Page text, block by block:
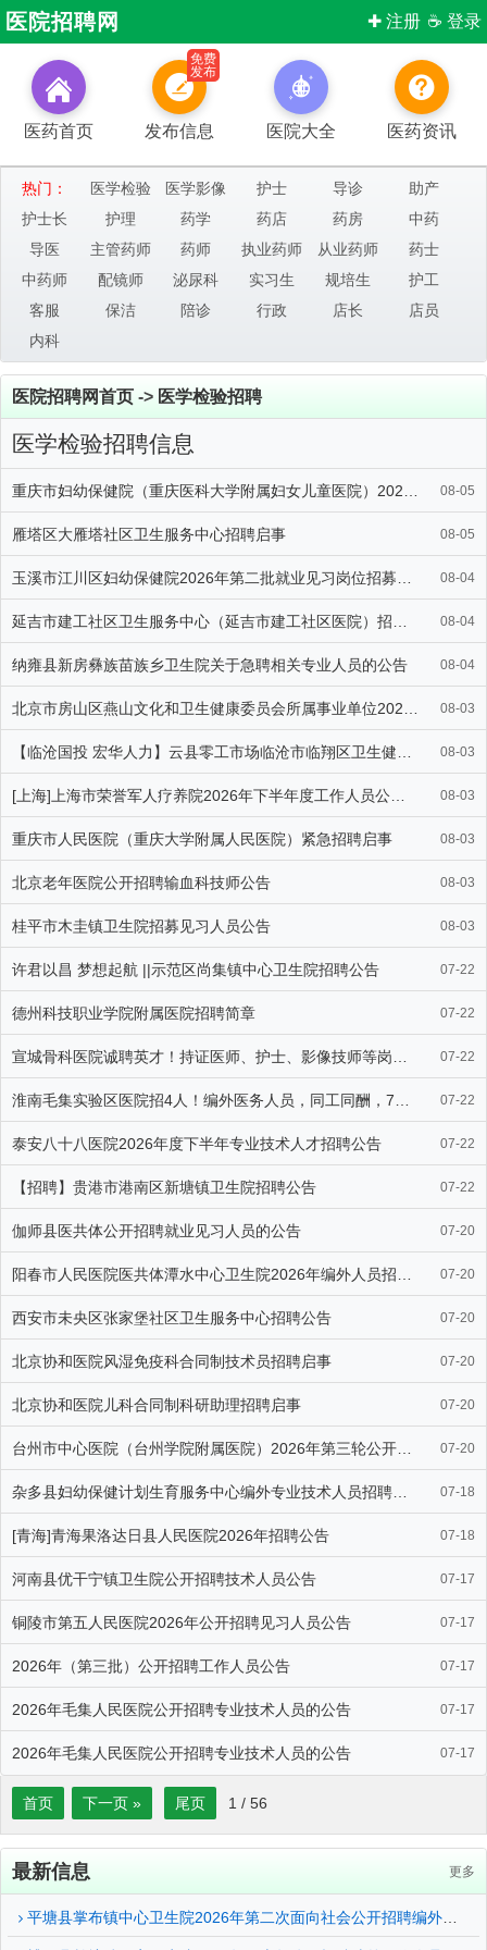
☕ 登录
✚ 注册
医院招聘网
医药首页
免费
发布
发布信息 医院大全 医药资讯
热门： 医学检验 医学影像 护士 导诊
助产
护士长
护理 药学 药店 药房
中药
导医
主管药师 药师 执业药师 从业药师
药士
中药师
配镜师 泌尿科 实习生 规培生
护工
客服
保洁 陪诊 行政 店长
店员
内科
医院招聘网首页 -> 医学检验招聘
医学检验招聘信息
08-05
雁塔区大雁塔社区卫生服务中心招聘启事 08-05
08-04
08-04
纳雍县新房彝族苗族乡卫生院关于急聘相关专业人员的公告 08-04
08-03
08-03
08-03
重庆市人民医院（重庆大学附属人民医院）紧急招聘启事 08-03
北京老年医院公开招聘输血科技师公告 08-03
桂平市木圭镇卫生院招募见习人员公告 08-03
许君以昌 梦想起航 ||示范区尚集镇中心卫生院招聘公告 07-22
德州科技职业学院附属医院招聘简章 07-22
07-22
07-22
泰安八十八医院2026年度下半年专业技术人才招聘公告 07-22
【招聘】贵港市港南区新塘镇卫生院招聘公告 07-22
伽师县医共体公开招聘就业见习人员的公告 07-20
07-20
西安市未央区张家堡社区卫生服务中心招聘公告 07-20
北京协和医院风湿免疫科合同制技术员招聘启事 07-20
北京协和医院儿科合同制科研助理招聘启事 07-20
07-20
07-18
[青海]青海果洛达日县人民医院2026年招聘公告 07-18
河南县优干宁镇卫生院公开招聘技术人员公告 07-17
铜陵市第五人民医院2026年公开招聘见习人员公告 07-17
2026年（第三批）公开招聘工作人员公告 07-17
2026年毛集人民医院公开招聘专业技术人员的公告 07-17
2026年毛集人民医院公开招聘专业技术人员的公告 07-17
首页 下一页 » 尾页 1 / 56
更多
最新信息
平塘县掌布镇中心卫生院2026年第二次面向社会公开招聘编外人员的公告